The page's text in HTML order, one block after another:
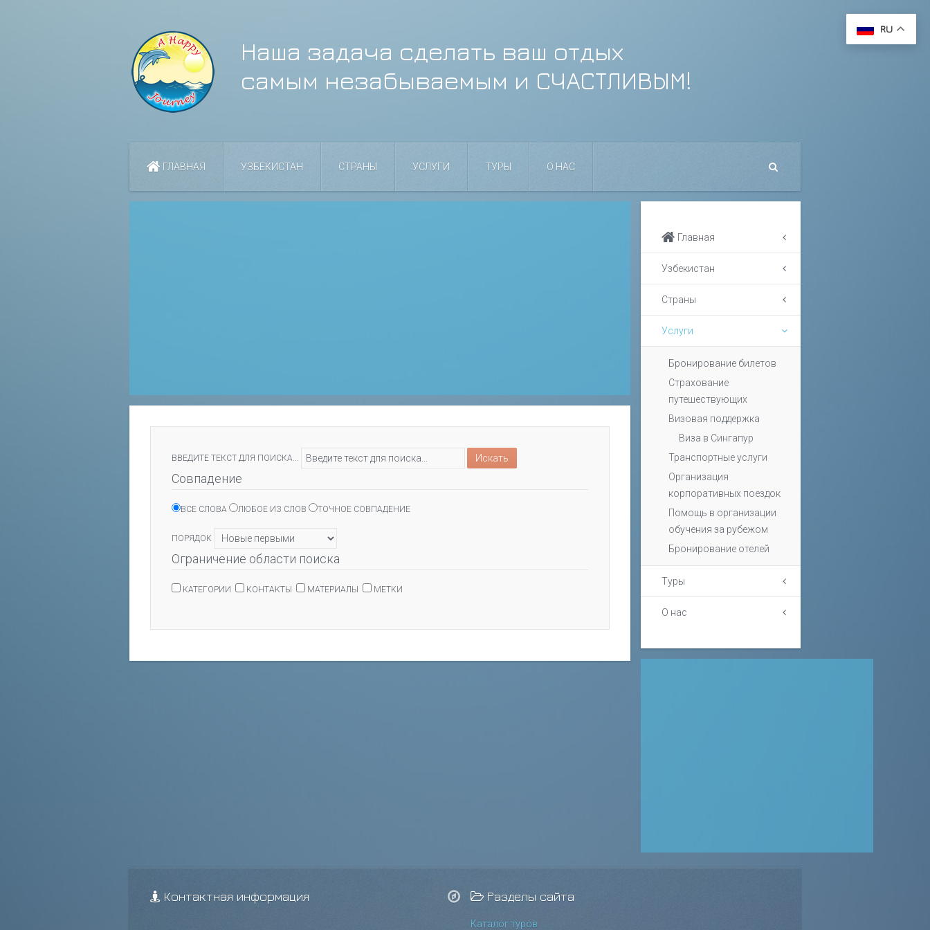
Наша задача сделать ваш отдых
самым незабываемым и СЧАСТЛИВЫМ!
ГЛАВНАЯ УЗБЕКИСТАН СТРАНЫ УСЛУГИ ТУРЫ О НАС
RU
ВВЕДИТЕ ТЕКСТ ДЛЯ ПОИСКА... Искать
Совпадение
ВСЕ СЛОВА ЛЮБОЕ ИЗ СЛОВ ТОЧНОЕ СОВПАДЕНИЕ
ПОРЯДОК
Ограничение области поиска
КАТЕГОРИИ КОНТАКТЫ МАТЕРИАЛЫ МЕТКИ
Главная
Узбекистан
Страны
Услуги
Бронирование билетов
Страхование
путешествующих
Визовая поддержка
Виза в Сингапур
Транспортные услуги
Организация
корпоративных поездок
Помощь в организации
обучения за рубежом
Бронирование отелей
Туры
О нас
Контактная информация Разделы сайта
Каталог туров